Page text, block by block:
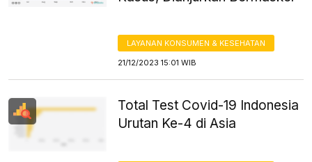
LAYANAN KONSUMEN & KESEHATAN
21/12/2023 15:01 WIB
Total Test Covid-19 Indonesia
Urutan Ke-4 di Asia